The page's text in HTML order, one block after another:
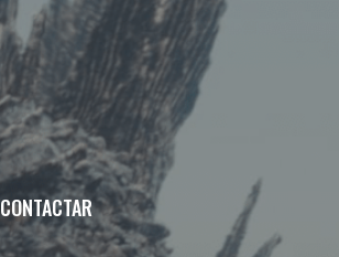
CONTACTAR